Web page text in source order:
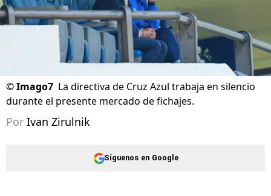
©Imago7 La directiva de Cruz Azul trabaja en silencio
durante el presente mercado de fichajes.
Por Ivan Zirulnik
Síguenos en Google